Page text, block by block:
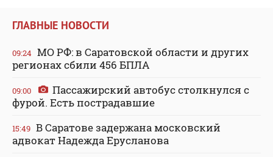
ГЛАВНЫЕ НОВОСТИ
09:24 МО РФ: в Саратовской области и других
регионах сбили 456 БПЛА
09:00
Пассажирский автобус столкнулся с
фурой. Есть пострадавшие
15:49 В Саратове задержана московский
адвокат Надежда Ерусланова